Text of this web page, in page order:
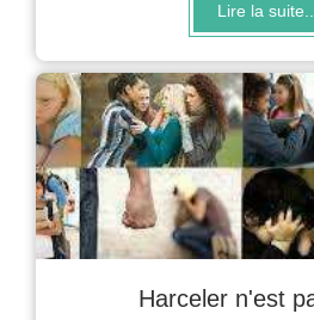
Lire la
Harceler n'est